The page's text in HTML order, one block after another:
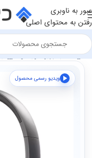
عبور به ناوبری
رفتن به محتوای اصلی
فروشگاه تجهیزات رایانه و اداری
ویدیو رسمی محصول